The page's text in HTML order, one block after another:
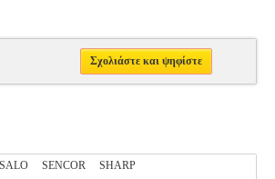
Σχολιάστε και ψηφίστε
SENCOR
SHARP